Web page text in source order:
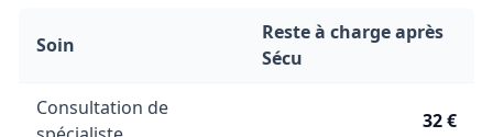
Soin
Reste à charge après
Sécu
Consultation de
32 €